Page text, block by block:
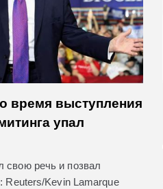
время выступления
упал
речь и позвал
Reuters/Kevin Lamarque